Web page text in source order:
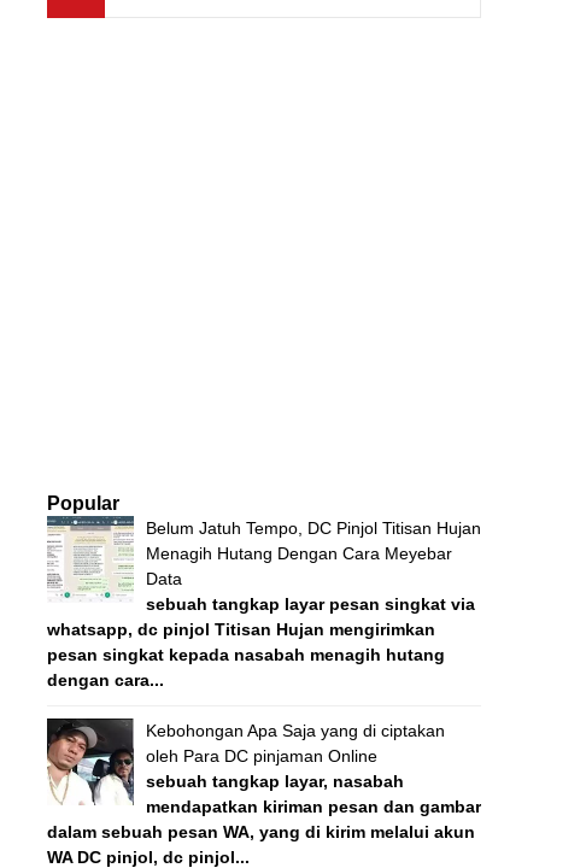
Popular
Belum Jatuh Tempo, DC Pinjol Titisan Hujan
Menagih Hutang Dengan Cara Meyebar
Data
sebuah tangkap layar pesan singkat via
whatsapp, dc pinjol Titisan Hujan mengirimkan
pesan singkat kepada nasabah menagih hutang
dengan cara...
Kebohongan Apa Saja yang di ciptakan
oleh Para DC pinjaman Online
sebuah tangkap layar, nasabah
mendapatkan kiriman pesan dan gambar
dalam sebuah pesan WA, yang di kirim melalui akun
WA DC pinjol, dc pinjol...